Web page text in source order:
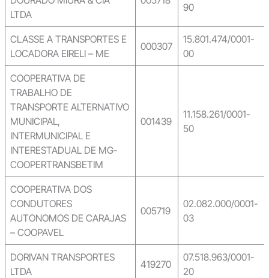
LTDA
90
CLASSE A TRANSPORTES E
LOCADORA EIRELI – ME
000307
15.801.474/0001-
00
COOPERATIVA DE
TRABALHO DE
TRANSPORTE ALTERNATIVO
MUNICIPAL,
INTERMUNICIPAL E
INTERESTADUAL DE MG-
COOPERTRANSBETIM
001439
11.158.261/0001-
50
COOPERATIVA DOS
CONDUTORES
AUTONOMOS DE CARAJAS
– COOPAVEL
005719
02.082.000/0001-
03
DORIVAN TRANSPORTES
LTDA
419270
07.518.963/0001-
20